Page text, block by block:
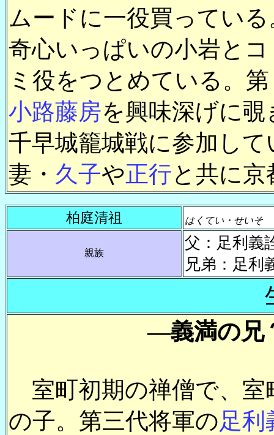
ムードに一役買ってい
奇心いっぱいの小岩と
ミ役をつとめている。
小路藤房を興味深げに
千早城籠城戦に参加し
妻・ 久子や正行と共に
柏庭清祖 はくてい・せいそ
親族
父：足利
兄弟：足利
―義満の兄
室町初期の禅僧で、室
の子。第三代将軍の足利